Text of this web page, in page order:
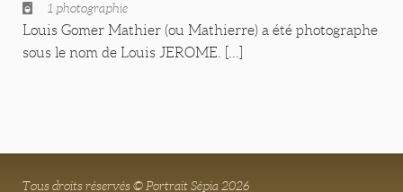
1 photographie
Louis Gomer Mathier (ou Mathierre) a été photographe
sous le nom de Louis JEROME. [...]
Tous droits réservés © Portrait Sépia 2026